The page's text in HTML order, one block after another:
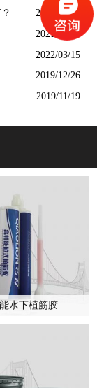
2022/03/31
2021/10/14
2022/03/15
2019/12/26
2019/11/19
水下植筋胶